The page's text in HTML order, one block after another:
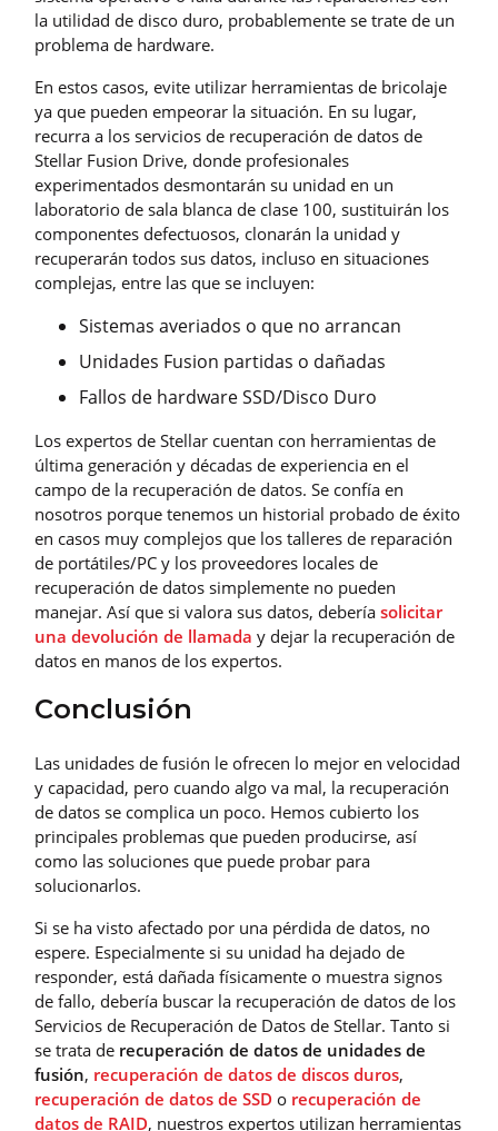
la utilidad de disco duro, probablemente se trate de un
problema de hardware.
En estos casos, evite utilizar herramientas de bricolaje
ya que pueden empeorar la situación. En su lugar,
recurra a los servicios de recuperación de datos de
Stellar Fusion Drive, donde profesionales
experimentados desmontarán su unidad en un
laboratorio de sala blanca de clase 100, sustituirán los
componentes defectuosos, clonarán la unidad y
recuperarán todos sus datos, incluso en situaciones
complejas, entre las que se incluyen:
Sistemas averiados o que no arrancan
Unidades Fusion partidas o dañadas
Fallos de hardware SSD/Disco Duro
Los expertos de Stellar cuentan con herramientas de
última generación y décadas de experiencia en el
campo de la recuperación de datos. Se confía en
nosotros porque tenemos un historial probado de éxito
en casos muy complejos que los talleres de reparación
de portátiles/PC y los proveedores locales de
recuperación de datos simplemente no pueden
manejar. Así que si valora sus datos, debería solicitar
una devolución de llamada y dejar la recuperación de
datos en manos de los expertos.
Conclusión
Las unidades de fusión le ofrecen lo mejor en velocidad
y capacidad, pero cuando algo va mal, la recuperación
de datos se complica un poco. Hemos cubierto los
principales problemas que pueden producirse, así
como las soluciones que puede probar para
solucionarlos.
Si se ha visto afectado por una pérdida de datos, no
espere. Especialmente si su unidad ha dejado de
responder, está dañada físicamente o muestra signos
de fallo, debería buscar la recuperación de datos de los
Servicios de Recuperación de Datos de Stellar. Tanto si
se trata de recuperación de datos de unidades de
fusión, recuperación de datos de discos duros,
recuperación de datos de SSD o recuperación de
datos de RAID, nuestros expertos utilizan herramientas